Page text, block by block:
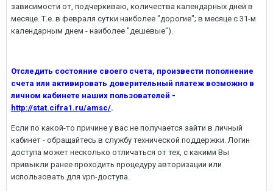
зависимости от, подчеркиваю, количества календарных дней в
месяце. Т.е. в февраля сутки наиболее "дорогие"; в месяце с 31-м
календарным днем - наиболее "дешевые").
Отследить состояние своего счета, произвести пополнение
счета или активировать доверительный платеж возможно в
личном кабинете наших пользователей -
http://stat.cifra1.ru/amsc/.
Если по какой-то причине у вас не получается зайти в личный
кабинет - обращайтесь в службу технической поддержки. Логин
доступа может несколько отличаться от тех, с какими Вы
привыкли ранее проходить процедуру авторизации или
использовать для vpn-доступа.